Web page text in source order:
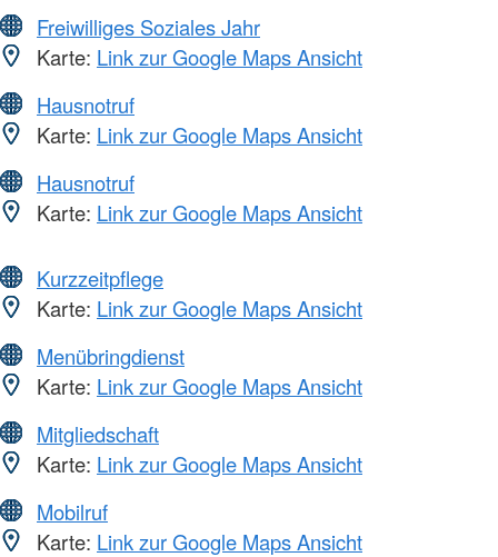
Freiwilliges Soziales Jahr
Karte: Link zur Google Maps Ansicht
Hausnotruf
Karte: Link zur Google Maps Ansicht
Hausnotruf
Karte: Link zur Google Maps Ansicht
Kurzzeitpflege
Karte: Link zur Google Maps Ansicht
Menübringdienst
Karte: Link zur Google Maps Ansicht
Mitgliedschaft
Karte: Link zur Google Maps Ansicht
Mobilruf
Karte: Link zur Google Maps Ansicht